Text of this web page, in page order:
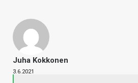
Juha Kokkonen
3.6.2021